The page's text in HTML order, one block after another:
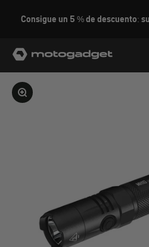
Consigue un 5 % de descuento:
motogadget GmbH
Ampliar la imagen